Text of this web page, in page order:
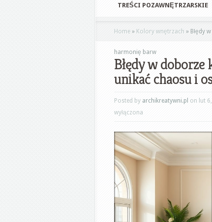
TREŚCI POZAWNĘTRZARSKIE
Home » Kolory wnętrzach » Błędy
harmonię barw
Błędy w
unikać chaosu i
Posted by archikreatywni.pl on lut
wyłączona